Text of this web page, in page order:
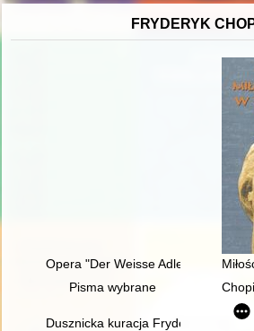
FRYDERYK
Opera "Der Weisse Adler" Raoula
Pisma wybrane
Dusznicka kuracja Fryderyka